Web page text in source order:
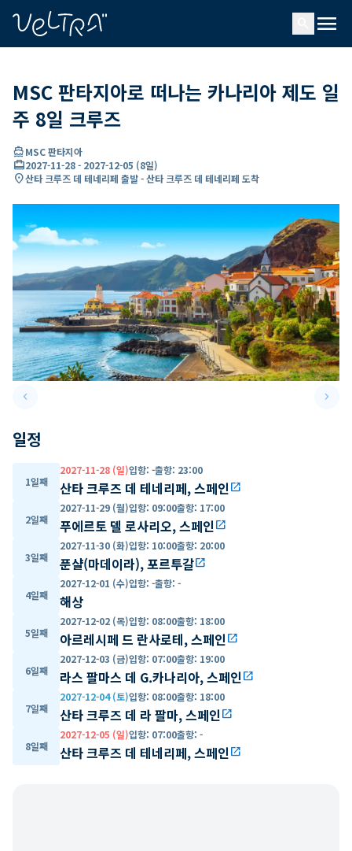
menu
MSC 판타지아로 떠나는 카나리아 제도 일
주 8일 크루즈
directions_boatMSC 판타지아
card_travel2027-11-28- 2027-12-05 (8일)
location_on산타 크루즈 데 테네리페 출발 - 산타 크루즈 데 테네리페 도착
keyboard_arrow_leftPrevious slide keyboard_arrow_right
일정
1일째
2027-11-28 (일)입항: -출항: 23:00
산타 크루즈 데 테네리페, 스페인open_in_new
2일째
2027-11-29 (월)입항: 09:00출항: 17:00
푸에르토 델 로사리오, 스페인open_in_new
3일째
2027-11-30 (화)입항: 10:00출항: 20:00
푼샬(마데이라), 포르투갈open_in_new
4일째
2027-12-01 (수)입항: -출항: -
해상
5일째
2027-12-02 (목)입항: 08:00출항: 18:00
아르레시페 드 란사로테, 스페인open_in_new
6일째
2027-12-03 (금)입항: 07:00출항: 19:00
라스 팔마스 데 G.카나리아, 스페인open_in_new
7일째
2027-12-04 (토)입항: 08:00출항: 18:00
산타 크루즈 데 라 팔마, 스페인open_in_new
8일째
2027-12-05 (일)입항: 07:00출항: -
산타 크루즈 데 테네리페, 스페인open_in_new